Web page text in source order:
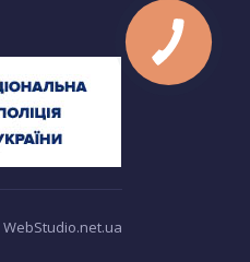
WebStudio.net.ua